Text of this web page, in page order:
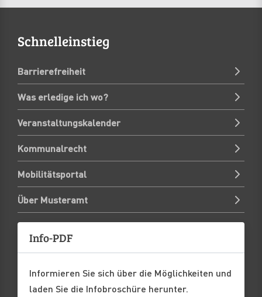
Schnelleinstieg
Barrierefreiheit
Was erledige ich wo?
Veranstaltungskalender
Kommunalrecht
Mobilitätsportal
Über Musteramt
Info-PDF
Informieren Sie sich über die Möglichkeiten und
laden Sie die Infobroschüre herunter.